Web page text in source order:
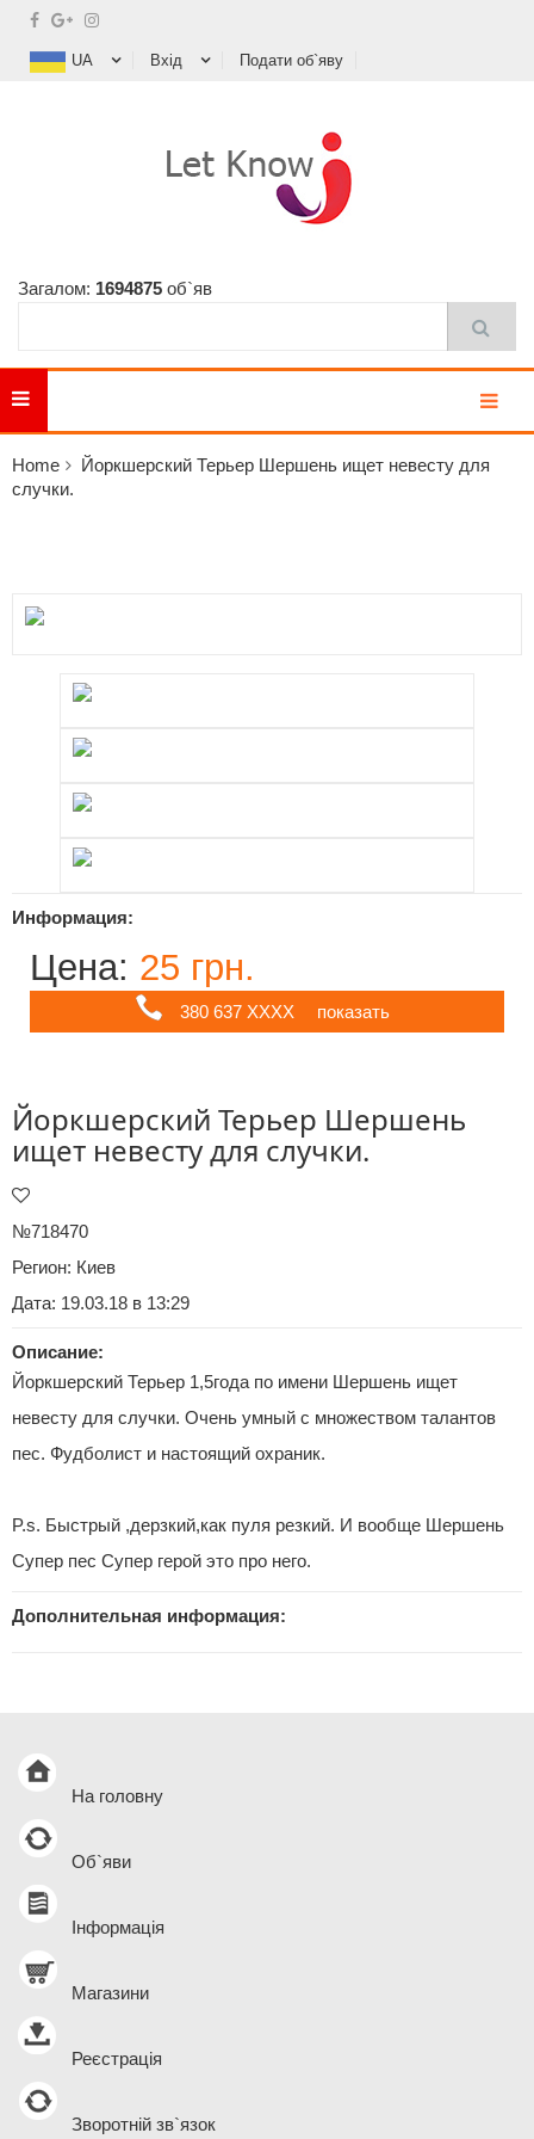
UA Вхід Подати об`яву
Загалом: 1694875 об`яв
Home
Йоркшерский Терьер Шершень ищет невесту для
случки.
Информация:
Цена: 25 грн.
380 637 ХХХХ показать
Йоркшерский Терьер Шершень
ищет невесту для случки.
№718470
Регион: Киев
Дата: 19.03.18 в 13:29
Описание:
Йоркшерский Терьер 1,5года по имени Шершень ищет
невесту для случки. Очень умный с множеством талантов
пес. Фудболист и настоящий охраник.
P.s. Быстрый ,дерзкий,как пуля резкий. И вообще Шершень
Супер пес Супер герой это про него.
Дополнительная информация:
На головну
Об`яви
Інформація
Магазини
Реєстрація
Зворотній зв`язок